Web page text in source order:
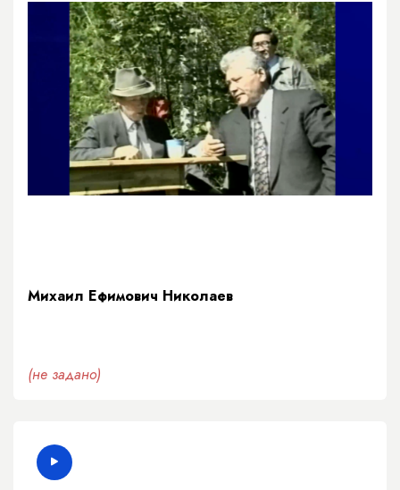
Михаил Ефимович Николаев
(не задано)